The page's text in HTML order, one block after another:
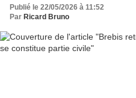
Publié le 22/05/2026 à 11:52
Par Ricard Bruno